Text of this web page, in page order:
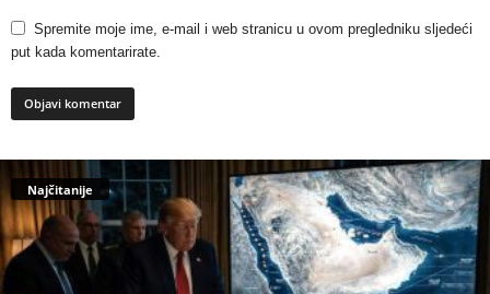
Spremite moje ime, e-mail i web stranicu u ovom pregledniku sljedeći
put kada komentarirate.
Najčitanije